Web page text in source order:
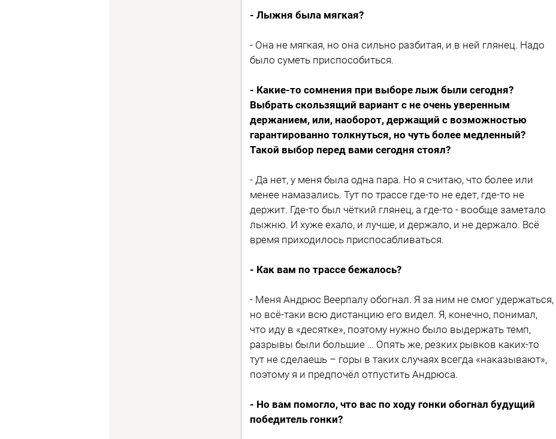
- Лыжня была мягкая?
- Она не мягкая, но она сильно разбитая, и в ней глянец. Надо
было суметь приспособиться.
- Какие-то сомнения при выборе лыж были сегодня?
Выбрать скользящий вариант с не очень уверенным
держанием, или, наоборот, держащий с возможностью
гарантированно толкнуться, но чуть более медленный?
Такой выбор перед вами сегодня стоял?
- Да нет, у меня была одна пара. Но я считаю, что более или
менее намазались. Тут по трассе где-то не едет, где-то не
держит. Где-то был чёткий глянец, а где-то - вообще заметало
лыжню. И хуже ехало, и лучше, и держало, и не держало. Всё
время приходилось приспосабливаться.
- Как вам по трассе бежалось?
- Меня Андрюс Веерпалу обогнал. Я за ним не смог удержаться,
но всё-таки всю дистанцию его видел. Я, конечно, понимал,
что иду в «десятке», поэтому нужно было выдержать темп,
разрывы были большие … Опять же, резких рывков каких-то
тут не сделаешь – горы в таких случаях всегда «наказывают»,
поэтому я и предпочёл отпустить Андрюса.
- Но вам помогло, что вас по ходу гонки обогнал будущий
победитель гонки?